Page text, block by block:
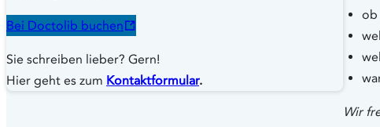
Bei Doctolib buchen
Sie schreiben lieber? Gern!
Hier geht es zum Kontaktformular.
ob
Wir